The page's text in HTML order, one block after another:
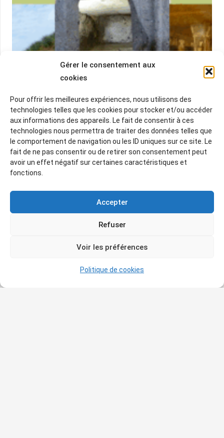
Gérer le consentement aux
cookies
Pour offrir les meilleures expériences, nous utilisons des
technologies telles que les cookies pour stocker et/ou accéder
aux informations des appareils. Le fait de consentir à ces
technologies nous permettra de traiter des données telles que
le comportement de navigation ou les ID uniques sur ce site. Le
fait de ne pas consentir ou de retirer son consentement peut
avoir un effet négatif sur certaines caractéristiques et
fonctions.
Accepter
Refuser
Voir les préférences
Politique de cookies
JARDINS ET TRÉSORS AU CŒUR DE
L’ITALIE — VOYAGE — DU 19 AU 23 MAI
2026
10 Mar à 7h56
Le Jardin des Tarots est un parc de sculptures
monumentales inspirées des 22 arcanes majeurs du
tarot, créé par Niki de Saint Phalle à Capalbio, en